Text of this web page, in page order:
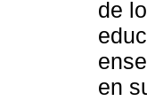
de
en